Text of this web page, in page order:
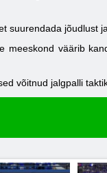
suurendada jõudlust
väärib
võitnud jalgpalli